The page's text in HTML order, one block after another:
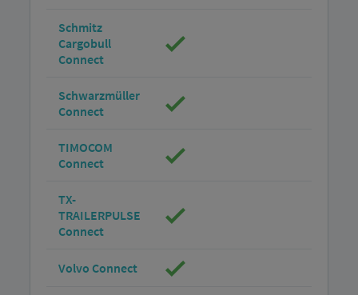
Schmitz
Cargobull
Connect
Schwarzmüller
Connect
TIMOCOM
Connect
TX-
TRAILERPULSE
Connect
Volvo Connect